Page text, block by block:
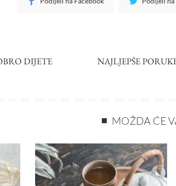
DIJETE NAJLJEPŠE
MOŽDA ĆE